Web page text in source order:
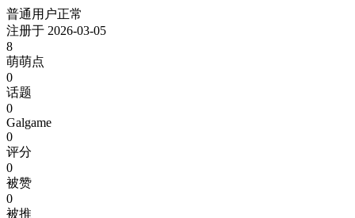
普通用户正常
注册于 2026-03-05
8
萌萌点
0
话题
0
Galgame
0
评分
0
被赞
0
被推